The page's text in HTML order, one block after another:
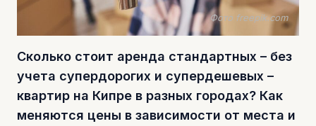
Фото freepik.com
Сколько стоит аренда стандартных – без
учета супердорогих и супердешевых –
квартир на Кипре в разных городах? Как
меняются цены в зависимости от места и